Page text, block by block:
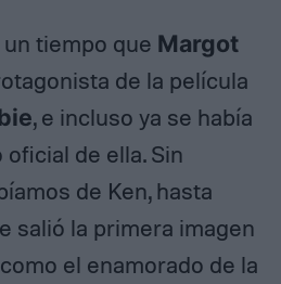
tiempo que Margot
de la película
, e incluso ya se había
de ella. Sin
de Ken, hasta
salió la primera imagen
como el enamorado de la